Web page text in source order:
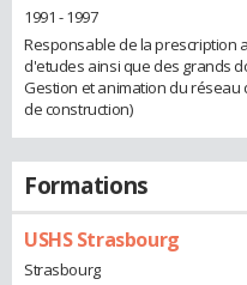
1991 - 1997
Responsable de la prescription
d'etudes ainsi que des grands
Gestion et animation du
de construction)
Formations
USHS Strasbourg
Strasbourg